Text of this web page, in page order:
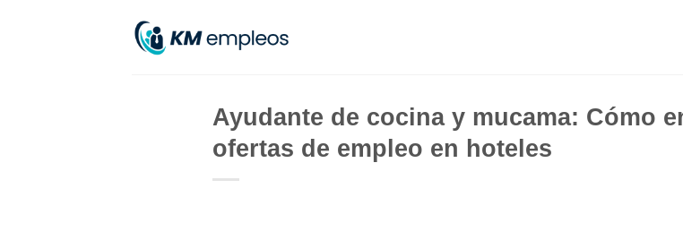
Ayudante de cocina y mucama: Cómo
ofertas de empleo en hoteles